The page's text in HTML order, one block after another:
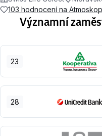
103 hodnocení na
Významní
23
28